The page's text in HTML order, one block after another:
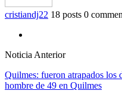
cristiandj22 18 posts 0
Noticia Anterior
Quilmes: fueron atrapados los
hombre de 49 en Quilmes